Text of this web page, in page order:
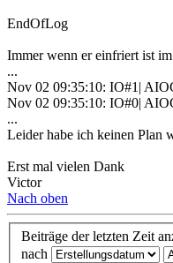
EndOfLog
Immer wenn er einfriert ist
...
Nov 02 09:35:10: IO#1|
Nov 02 09:35:10: IO#0|
...
Leider habe ich keinen Plan
Erst mal vielen Dank
Victor
Nach oben
Beiträge der letzten Zeit
nach